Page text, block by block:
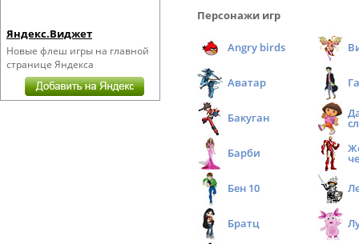
Яндекс.Виджет
Новые флеш игры на главной
странице Яндекса
Персонажи игр
Angry birds
Аватар
Бакуган
Барби
Бен 10
Братц